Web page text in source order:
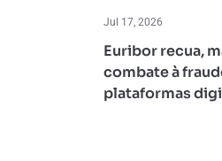
Jul 17, 2026
Euribor recua,
combate à
plataformas